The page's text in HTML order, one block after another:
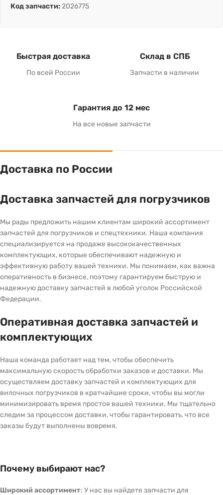
Код запчасти: 2026775
Быстрая доставка
По всей России
Склад в СПБ
Запчасти в наличии
Гарантия до 12 мес
На все новые запчасти
Доставка по России
Доставка запчастей для погрузчиков
Мы рады предложить нашим клиентам широкий ассортимент
запчастей для погрузчиков и спецтехники. Наша компания
специализируется на продаже высококачественных
комплектующих, которые обеспечивают надежную и
эффективную работу вашей техники. Мы понимаем, как важна
оперативность в бизнесе, поэтому гарантируем быструю и
надежную доставку запчастей в любой уголок Российской
Федерации.
Оперативная доставка запчастей и
комплектующих
Наша команда работает над тем, чтобы обеспечить
максимальную скорость обработки заказов и доставки. Мы
осуществляем доставку запчастей и комплектующих для
вилочных погрузчиков в кратчайшие сроки, чтобы вы могли
минимизировать время простоя вашей техники. Мы тщательно
следим за процессом доставки, чтобы гарантировать, что все
заказы будут выполнены вовремя.
Почему выбирают нас?
Широкий ассортимент: У нас вы найдете запчасти для